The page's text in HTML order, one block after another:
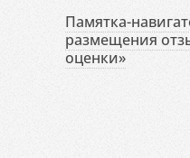
Памятка-
размещения
оценки»